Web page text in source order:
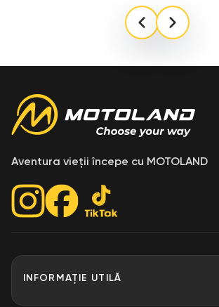
Aventura vieții începe cu MOTOLAND
INFORMAȚIE UTILĂ